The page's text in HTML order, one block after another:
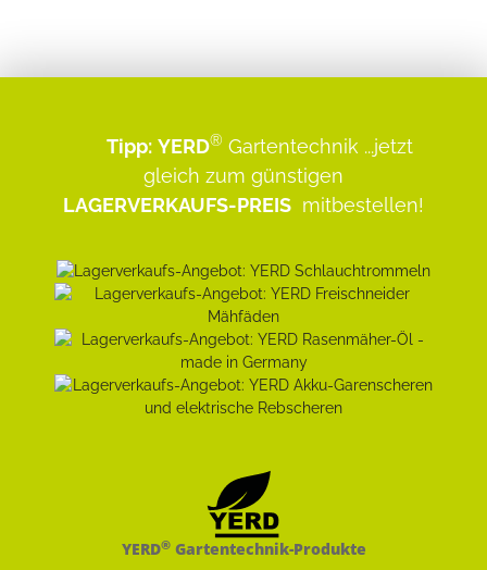
Tipp: YERD® Gartentechnik ...jetzt
gleich zum günstigen
LAGERVERKAUFS-PREIS mitbestellen!
YERD®Gartentechnik-Produkte